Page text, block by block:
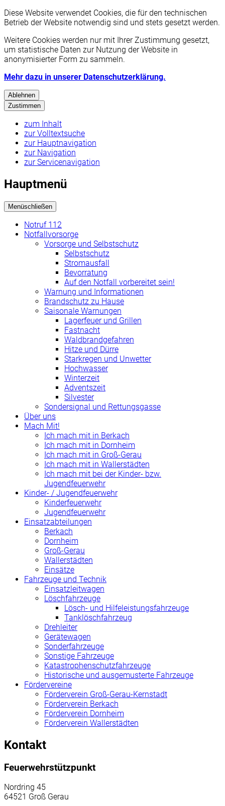
Diese Website verwendet Cookies, die für den technischen
Betrieb der Website notwendig sind und stets gesetzt werden.
Weitere Cookies werden nur mit Ihrer Zustimmung gesetzt,
um statistische Daten zur Nutzung der Website in
anonymisierter Form zu sammeln.
Mehr dazu in unserer Datenschutzerklärung.
Ablehnen
Zustimmen
zum Inhalt
zur Volltextsuche
zur Hauptnavigation
zur Navigation
zur Servicenavigation
Hauptmenü
Menüschließen
Notruf 112
Notfallvorsorge
Vorsorge und Selbstschutz
Selbstschutz
Stromausfall
Bevorratung
Auf den Notfall vorbereitet sein!
Warnung und Informationen
Brandschutz zu Hause
Saisonale Warnungen
Lagerfeuer und Grillen
Fastnacht
Waldbrandgefahren
Hitze und Dürre
Starkregen und Unwetter
Hochwasser
Winterzeit
Adventszeit
Silvester
Sondersignal und Rettungsgasse
Über uns
Mach Mit!
Ich mach mit in Berkach
Ich mach mit in Dornheim
Ich mach mit in Groß-Gerau
Ich mach mit in Wallerstädten
Ich mach mit bei der Kinder- bzw.
Jugendfeuerwehr
Kinder- / Jugendfeuerwehr
Kinderfeuerwehr
Jugendfeuerwehr
Einsatzabteilungen
Berkach
Dornheim
Groß-Gerau
Wallerstädten
Einsätze
Fahrzeuge und Technik
Einsatzleitwagen
Löschfahrzeuge
Lösch- und Hilfeleistungsfahrzeuge
Tanklöschfahrzeug
Drehleiter
Gerätewagen
Sonderfahrzeuge
Sonstige Fahrzeuge
Katastrophenschutzfahrzeuge
Historische und ausgemusterte Fahrzeuge
Fördervereine
Förderverein Groß-Gerau-Kernstadt
Förderverein Berkach
Förderverein Dornheim
Förderverein Wallerstädten
Kontakt
Feuerwehrstützpunkt
Nordring 45
64521 Groß Gerau